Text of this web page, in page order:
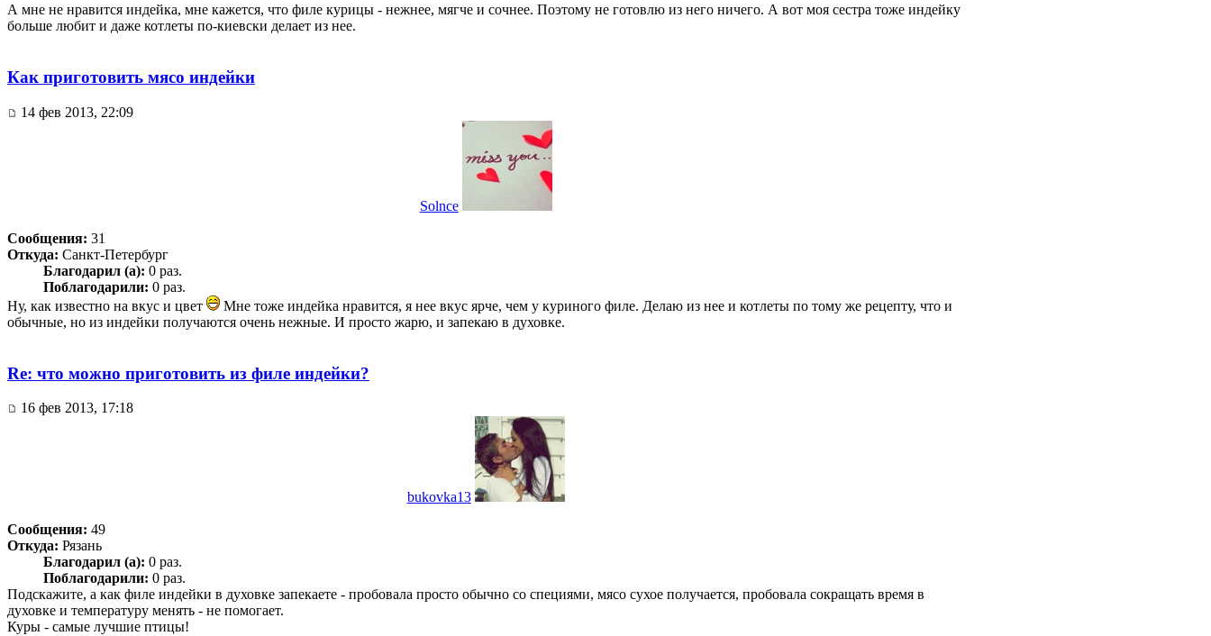
А мне не нравится индейка, мне кажется, что филе курицы - нежнее, мягче и сочнее. Поэтому не готовлю из него ничего. А вот моя сестра тоже индейку
больше любит и даже котлеты по-киевски делает из нее.
Как приготовить мясо индейки
14 фев 2013, 22:09
Solnce
Сообщения: 31
Откуда: Санкт-Петербург
Благодарил (а): 0 раз.
Поблагодарили: 0 раз.
Ну, как известно на вкус и цвет
Мне тоже индейка нравится, я нее вкус ярче, чем у куриного филе. Делаю из нее и котлеты по тому же рецепту, что и
обычные, но из индейки получаются очень нежные. И просто жарю, и запекаю в духовке.
Re: что можно приготовить из филе индейки?
16 фев 2013, 17:18
bukovka13
Сообщения: 49
Откуда: Рязань
Благодарил (а): 0 раз.
Поблагодарили: 0 раз.
Подскажите, а как филе индейки в духовке запекаете - пробовала просто обычно со специями, мясо сухое получается, пробовала сокращать время в
духовке и температуру менять - не помогает.
Куры - самые лучшие птицы!